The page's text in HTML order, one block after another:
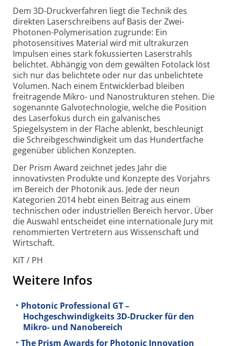
Dem 3D-Druckverfahren liegt die Technik des
direkten Laserschreibens auf Basis der Zwei-
Photonen-Polymerisation zugrunde: Ein
photosensitives Material wird mit ultrakurzen
Impulsen eines stark fokussierten Laserstrahls
belichtet. Abhängig von dem gewälten Fotolack löst
sich nur das belichtete oder nur das unbelichtete
Volumen. Nach einem Entwicklerbad bleiben
freitragende Mikro- und Nanostrukturen stehen. Die
sogenannte Galvotechnologie, welche die Position
des Laserfokus durch ein galvanisches
Spiegelsystem in der Fläche ablenkt, beschleunigt
die Schreibgeschwindigkeit um das Hundertfache
gegenüber üblichen Konzepten.
Der Prism Award zeichnet jedes Jahr die
innovativsten Produkte und Konzepte des Vorjahrs
im Bereich der Photonik aus. Jede der neun
Kategorien 2014 hebt einen Beitrag aus einem
technischen oder industriellen Bereich hervor. Über
die Auswahl entscheidet eine internationale Jury mit
renommierten Vertretern aus Wissenschaft und
Wirtschaft.
KIT / PH
Weitere Infos
Photonic Professional GT –
Hochgeschwindigkeits 3D-Drucker für den
Mikro- und Nanobereich
The Prism Awards for Photonic Innovation